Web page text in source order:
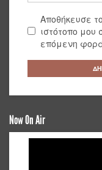
Αποθήκευσε
ιστότοπο μου
επόμενη
Now On Air